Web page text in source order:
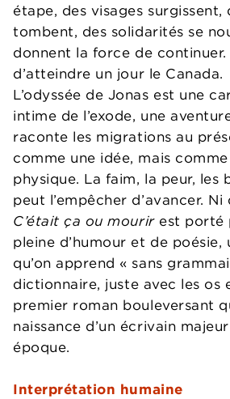
étape, des visages surgissent,
tombent, des solidarités se
donnent la force de continuer.
d’atteindre un jour le Canada.
L’odyssée de Jonas est une
intime de l’exode, une
raconte les migrations au
comme une idée, mais
physique. La faim, la peur, les
peut l’empêcher d’avancer. Ni
C’était ça ou mourir est porté
pleine d’humour et de poésie,
qu’on apprend « sans
dictionnaire, juste avec les os
premier roman bouleversant
naissance d’un écrivain
époque.
Interprétation humaine